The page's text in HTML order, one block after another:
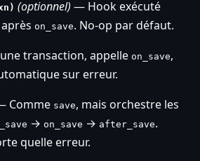
(optionnel) — Hook exécuté
on_save. No-op par défaut.
transaction, appelle on_save,
sur erreur.
Comme save, mais orchestre les
→ on_save → after_save.
quelle erreur.